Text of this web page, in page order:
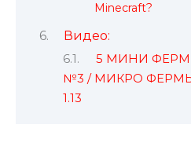
Minecraft?
Видео:
5 МИНИ ФЕРМ
№3 / МИКРО ФЕРМЫ
1.13